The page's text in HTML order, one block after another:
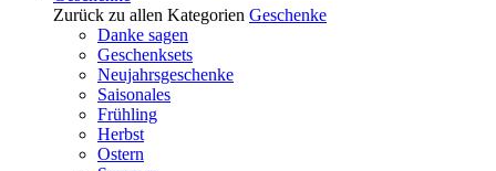
Zurück zu allen Kategorien Geschenke
Danke sagen
Geschenksets
Neujahrsgeschenke
Saisonales
Frühling
Herbst
Ostern